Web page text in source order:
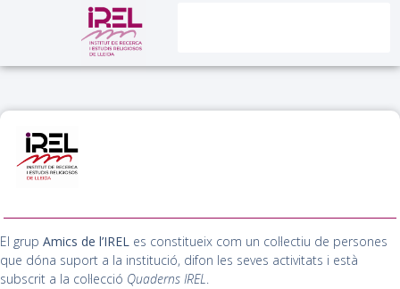
El grup Amics de l’IREL es constitueix com un col·lectiu de persones
que dóna suport a la institució, difon les seves activitats i està
subscrit a la col·lecció Quaderns IREL.